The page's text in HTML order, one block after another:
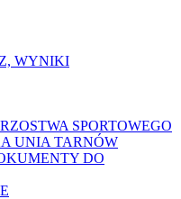
WYNIKI
SPORTOWEGO
UNIA TARNÓW
DO